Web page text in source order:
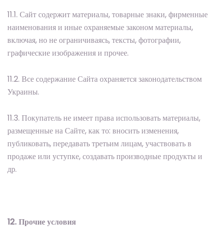
11.1. Сайт содержит материалы, товарные знаки, фирменные
наименования и иные охраняемые законом материалы,
включая, но не ограничиваясь, тексты, фотографии,
графические изображения и прочее.
11.2. Все содержание Сайта охраняется законодательством
Украины.
11.3. Покупатель не имеет права использовать материалы,
размещенные на Сайте, как то: вносить изменения,
публиковать, передавать третьим лицам, участвовать в
продаже или уступке, создавать производные продукты и
др.
12. Прочие условия